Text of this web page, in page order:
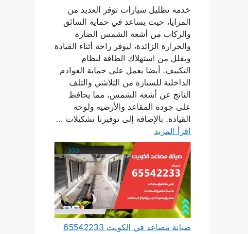
خدمة تظليل سيارات توفر العديد من
المزايا، حيث يساعد في حماية السائق
والركاب من أشعة الشمس الضارة
والحرارة الزائدة، ليوفر راحة أثناء القيادة
ويقلل من استهلاك الطاقة لنظام
التكييف. أيضا يعمل على حماية العوادم
الداخلية للسيارة من التلاشي والتلف
الناتج عن أشعة الشمس، مما يحافظ
على جودة المقاعد والأرضية ولوحة
القيادة. بالإضافة إلى توفيرنا تشكيلات ...
اقرأ المزيد
صيانة مصاعد في الكويت 65542233